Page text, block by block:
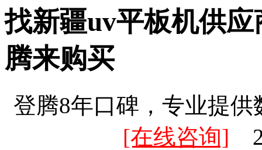
找新疆uv平板机供
腾来购买
登腾8年口碑，专业提
[在线咨询]